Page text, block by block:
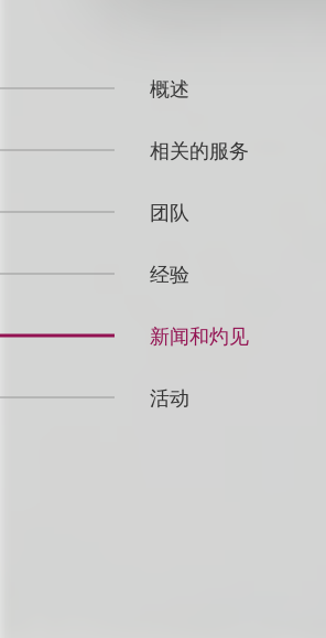
概述
相关的服务
团队
经验
新闻和灼见
活动